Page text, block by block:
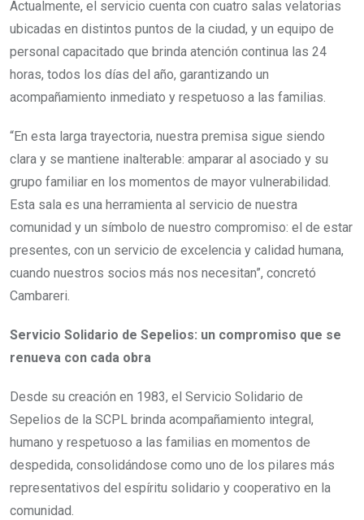
Actualmente, el servicio cuenta con cuatro salas velatorias
ubicadas en distintos puntos de la ciudad, y un equipo de
personal capacitado que brinda atención continua las 24
horas, todos los días del año, garantizando un
acompañamiento inmediato y respetuoso a las familias.
“En esta larga trayectoria, nuestra premisa sigue siendo
clara y se mantiene inalterable: amparar al asociado y su
grupo familiar en los momentos de mayor vulnerabilidad.
Esta sala es una herramienta al servicio de nuestra
comunidad y un símbolo de nuestro compromiso: el de estar
presentes, con un servicio de excelencia y calidad humana,
cuando nuestros socios más nos necesitan”, concretó
Cambareri.
Servicio Solidario de Sepelios: un compromiso que se
renueva con cada obra
Desde su creación en 1983, el Servicio Solidario de
Sepelios de la SCPL brinda acompañamiento integral,
humano y respetuoso a las familias en momentos de
despedida, consolidándose como uno de los pilares más
representativos del espíritu solidario y cooperativo en la
comunidad.